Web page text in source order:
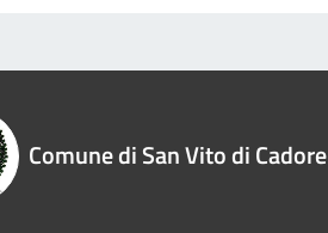
Comune di San Vito di Cadore